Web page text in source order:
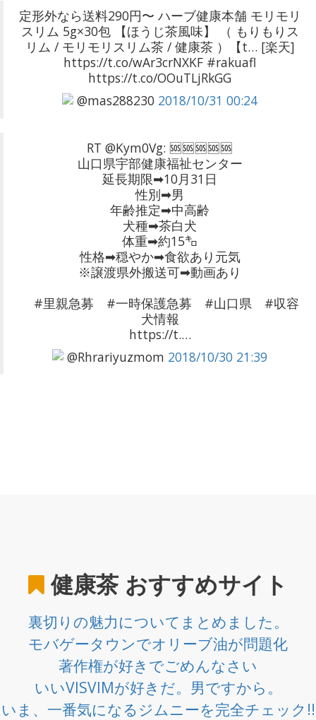
定形外なら送料290円〜 ハーブ健康本舗 モリモリ
スリム 5g×30包 【ほうじ茶風味】 （ もりもりス
リム / モリモリスリム茶 / 健康茶 ）【t… [楽天]
https://t.co/wAr3crNXKF #rakuafl
https://t.co/OOuTLjRkGG
@mas288230 2018/10/31 00:24
RT @Kym0Vg: 🆘🆘🆘🆘🆘
山口県宇部健康福祉センター
延長期限➡10月31日
性別➡男
年齢推定➡中高齢
犬種➡茶白犬
体重➡約15㌔
性格➡穏やか➡食欲あり元気
※譲渡県外搬送可➡動画あり
#里親急募 #一時保護急募 #山口県 #収容
犬情報
https://t.…
@Rhrariyuzmom 2018/10/30 21:39
健康茶 おすすめサイト
裏切りの魅力についてまとめました。
モバゲータウンでオリーブ油が問題化
著作権が好きでごめんなさい
いいVISVIMが好きだ。男ですから。
いま、一番気になるジムニーを完全チェック!!